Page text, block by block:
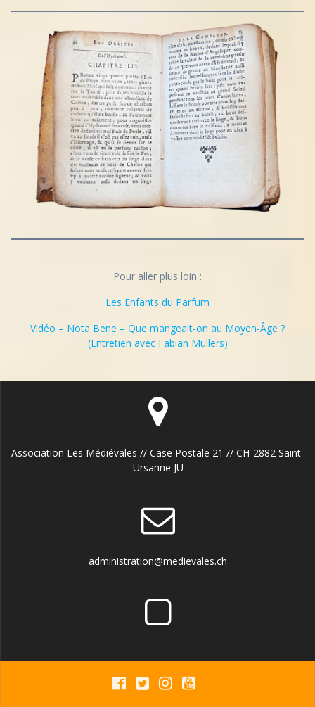
Pour aller plus loin :
Les Enfants du Parfum
Vidéo – Nota Bene – Que mangeait-on au Moyen-Âge ?
(Entretien avec Fabian Müllers)
Association Les Médiévales // Case Postale 21 // CH-2882 Saint-
Ursanne JU
administration@medievales.ch